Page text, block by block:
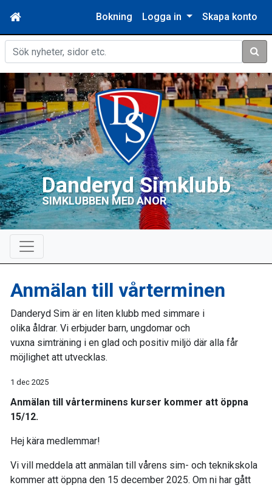
Bokning Logga in Skapa konto
Sök
Danderyd Simklubb
SIMKLUBBEN MED ANOR
Anmälan till vårterminen
Danderyd Sim är en liten klubb med simmare i
olika åldrar. Vi erbjuder barn, ungdomar och
vuxna simträning i en glad och positiv miljö där alla får
möjlighet att utvecklas.
1 dec 2025
Anmälan till vårterminens kurser kommer att öppna
15/12.
Hej kära medlemmar!
Vi vill meddela att anmälan till vårens sim- och teknikskola
kommer att öppna den 15 december 2025. Om ni har gått